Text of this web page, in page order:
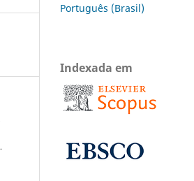
Português (Brasil)
Indexada em